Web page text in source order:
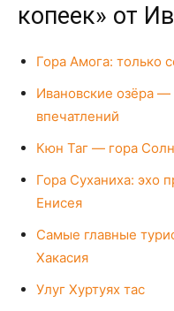
копеек» от
Гора Амога: только
Ивановские озёра —
впечатлений
Кюн Таг — гора
Гора Суханиха: эхо
Енисея
Самые главные
Хакасия
Улуг Хуртуях тас